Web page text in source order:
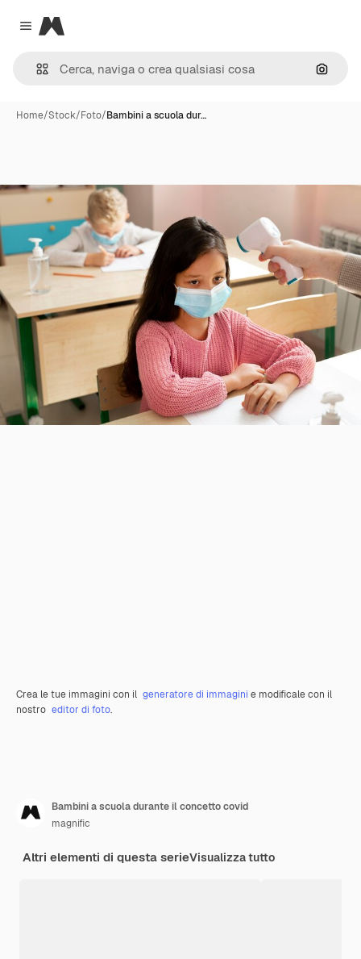
Close menu
Magnific
Cerca
Home/Stock/Foto/Bambini a scuola dur…
Crea le tue immagini con il generatore di immagini e modificale con il
nostro editor di foto.
Bambini a scuola durante il concetto covid
magnific
Altri elementi di questa serieVisualizza tutto